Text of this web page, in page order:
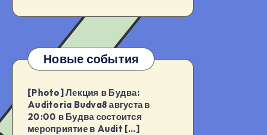
Новые события
[Photo] Лекция в Будва:
Auditoria Budva8 августа в
20:00 в Будва состоится
мероприятие в Audit […]